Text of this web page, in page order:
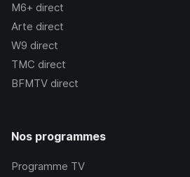
M6+ direct
Arte direct
W9 direct
TMC direct
BFMTV direct
Nos programmes
Programme TV